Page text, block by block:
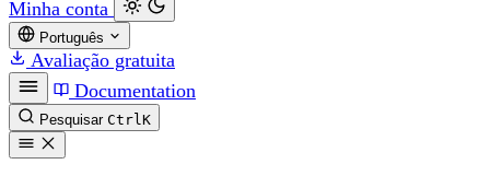
Minha conta
Português
Avaliação gratuita
Documentation
Pesquisar CtrlK